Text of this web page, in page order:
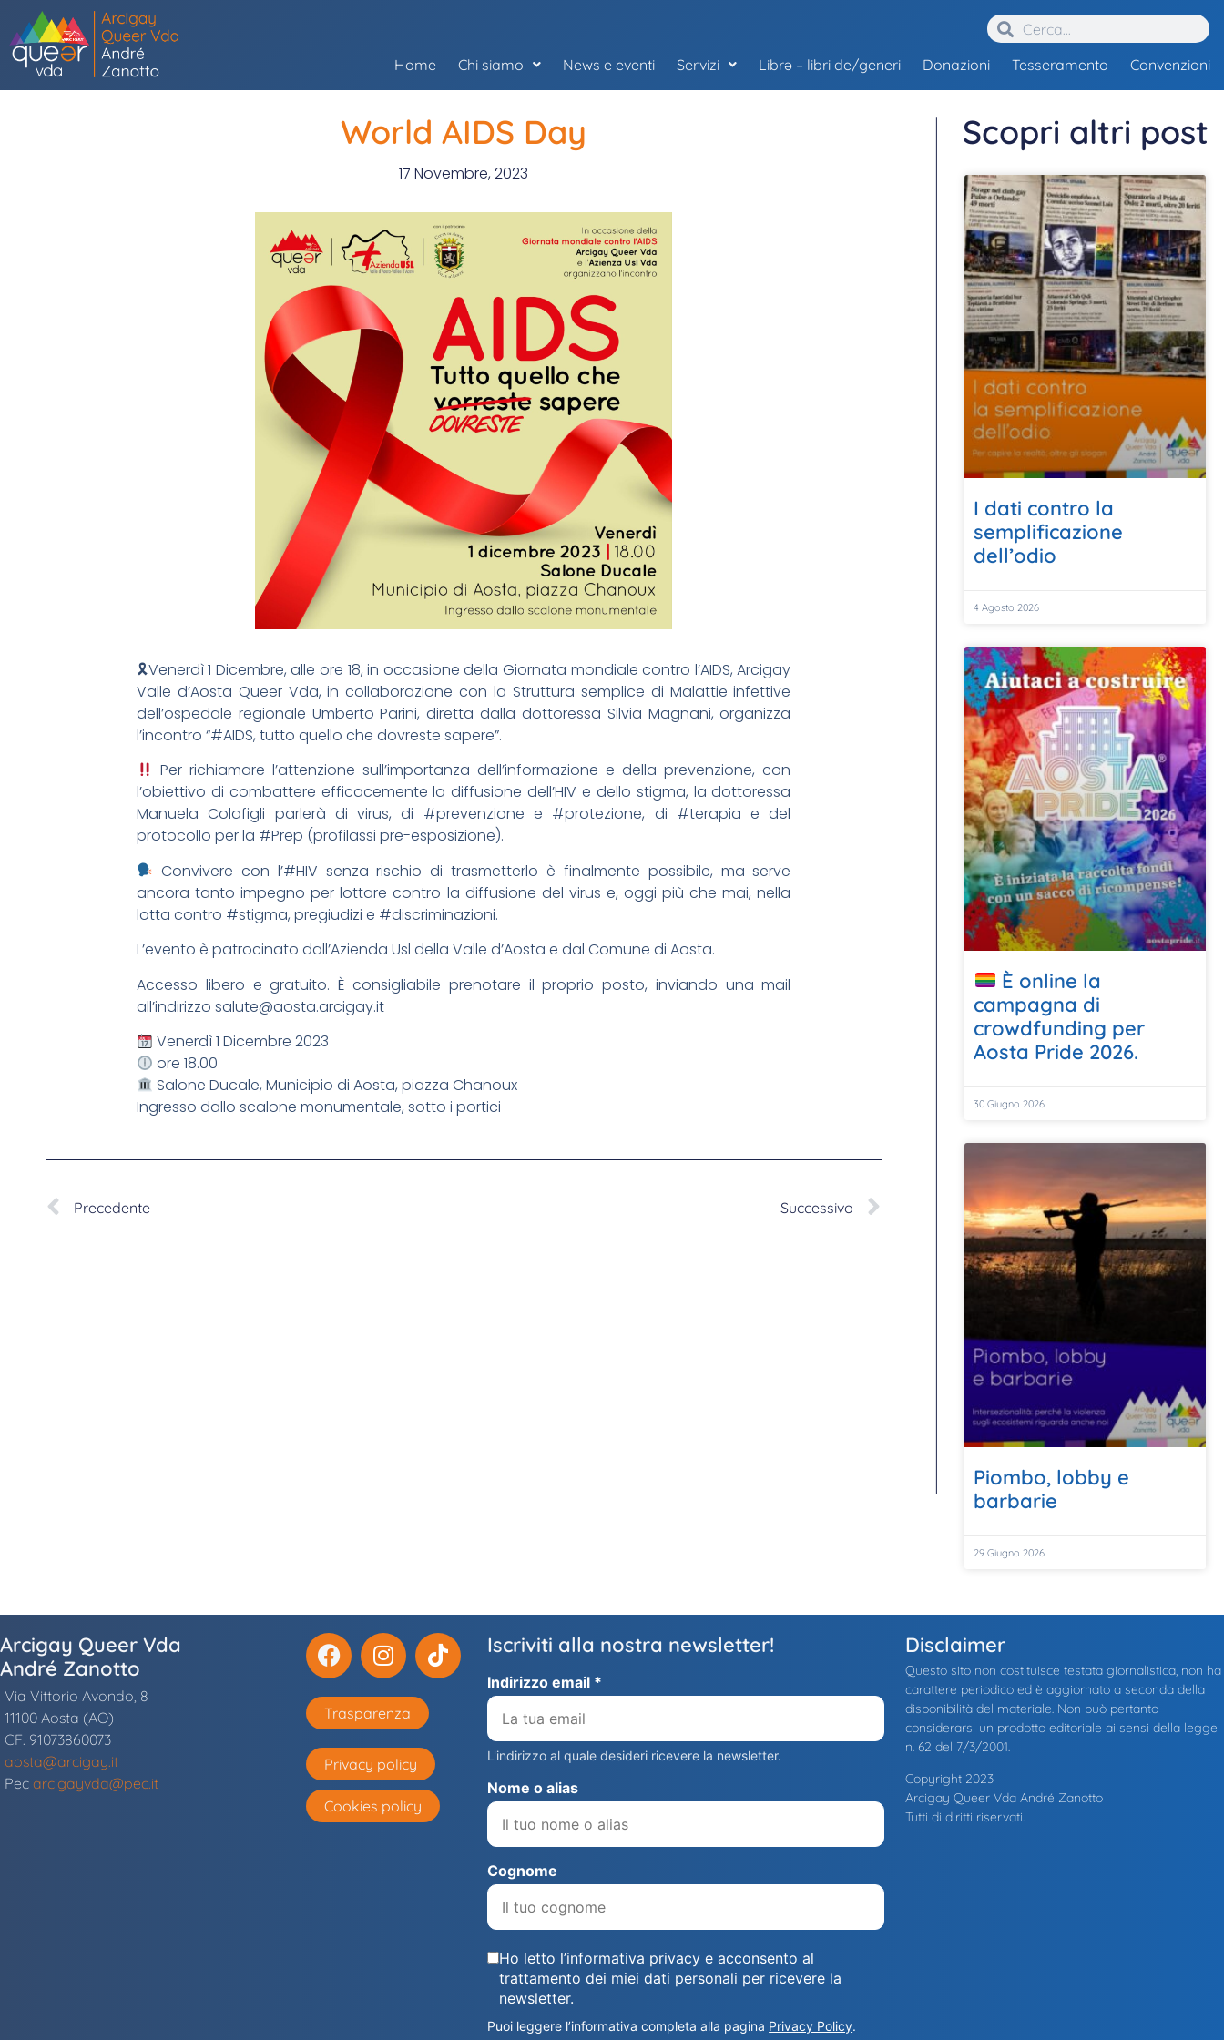
Home Chi siamo News e eventi Servizi Librə – libri de/generi Donazioni Tesseramento Convenzioni
World AIDS Day
17 Novembre, 2023
🎗Venerdì 1 Dicembre, alle ore 18, in occasione della Giornata mondiale contro l’AIDS, Arcigay
Valle d’Aosta Queer Vda, in collaborazione con la Struttura semplice di Malattie infettive
dell’ospedale regionale Umberto Parini, diretta dalla dottoressa Silvia Magnani, organizza
l’incontro “#AIDS, tutto quello che dovreste sapere”.
Per richiamare l’attenzione sull’importanza dell’informazione e della prevenzione, con
l’obiettivo di combattere efficacemente la diffusione dell’HIV e dello stigma, la dottoressa
Manuela Colafigli parlerà di virus, di #prevenzione e #protezione, di #terapia e del
protocollo per la #Prep (profilassi pre-esposizione).
Convivere con l’#HIV senza rischio di trasmetterlo è finalmente possibile, ma serve
ancora tanto impegno per lottare contro la diffusione del virus e, oggi più che mai, nella
lotta contro #stigma, pregiudizi e #discriminazioni.
L’evento è patrocinato dall’Azienda Usl della Valle d’Aosta e dal Comune di Aosta.
Accesso libero e gratuito. È consigliabile prenotare il proprio posto, inviando una mail
all’indirizzo salute@aosta.arcigay.it
Venerdì 1 Dicembre 2023
ore 18.00
Salone Ducale, Municipio di Aosta, piazza Chanoux
Ingresso dallo scalone monumentale, sotto i portici
Precedente Successivo
Scopri altri post
I dati contro la
semplificazione
dell’odio
4 Agosto 2026
È online la
campagna di
crowdfunding per
Aosta Pride 2026.
30 Giugno 2026
Piombo, lobby e
barbarie
29 Giugno 2026
Arcigay Queer Vda
André Zanotto
Via Vittorio Avondo, 8
11100 Aosta (AO)
CF. 91073860073
aosta@arcigay.it
Pec arcigayvda@pec.it
Trasparenza
Privacy policy
Cookies policy
Iscriviti alla nostra newsletter!
Indirizzo email *
L'indirizzo al quale desideri ricevere la newsletter.
Nome o alias
Cognome
Ho letto l’informativa privacy e acconsento al
trattamento dei miei dati personali per ricevere la
newsletter.
Puoi leggere l’informativa completa alla pagina Privacy Policy.
Disclaimer
Questo sito non costituisce testata giornalistica, non ha
carattere periodico ed è aggiornato a seconda della
disponibilità del materiale. Non può pertanto
considerarsi un prodotto editoriale ai sensi della legge
n. 62 del 7/3/2001.
Copyright 2023
Arcigay Queer Vda André Zanotto
Tutti di diritti riservati.